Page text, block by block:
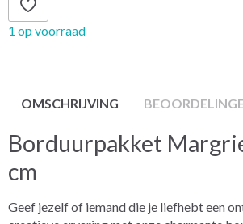
1 op voorraad
OMSCHRIJVING
Borduurpakket
cm
Geef jezelf of iemand die je liefhebt een